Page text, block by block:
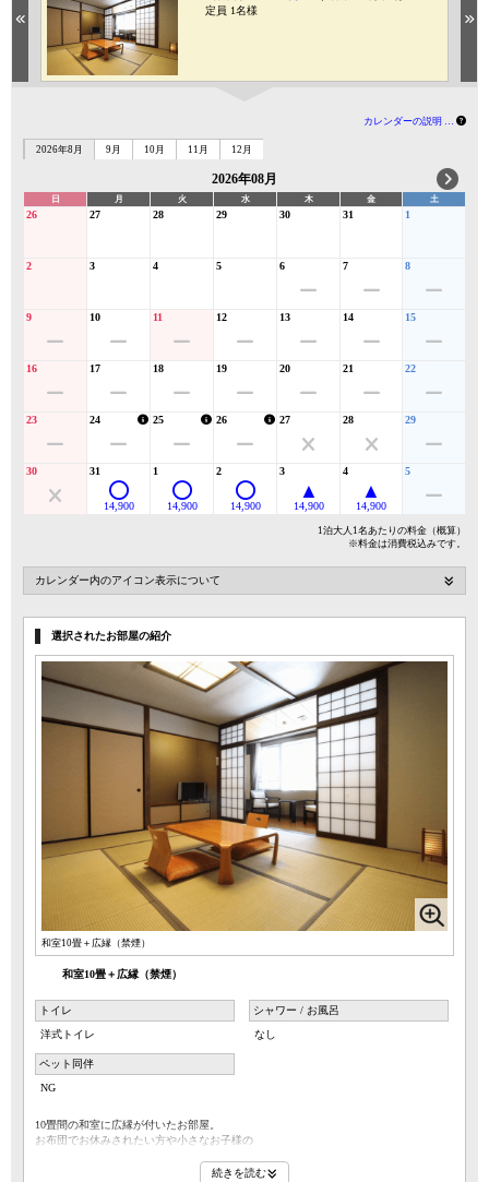
定員 1名様
カレンダーの説明 …
2026年8月 9月 10月 11月 12月
2026年08月
日 月 火 水 木 金 土
26 27 28 29 30 31 1
2 3 4 5 6 7 8
9 10 11 12 13 14 15
16 17 18 19 20 21 22
23 24 25 26 27 28 29
30 31
14,900
1
14,900
2
14,900
3
14,900
4
14,900
5
1泊大人1名あたりの料金（概算）
※料金は消費税込みです。
カレンダー内のアイコン表示について
選択されたお部屋の紹介
和室10畳＋広縁（禁煙）
和室10畳＋広縁（禁煙）
トイレ
洋式トイレ
シャワー / お風呂
なし
ペット同伴
NG
10畳間の和室に広縁が付いたお部屋。
お布団でお休みされたい方や小さなお子様の
※風呂無しのお部屋のため大浴場をご利用ください
続きを読む